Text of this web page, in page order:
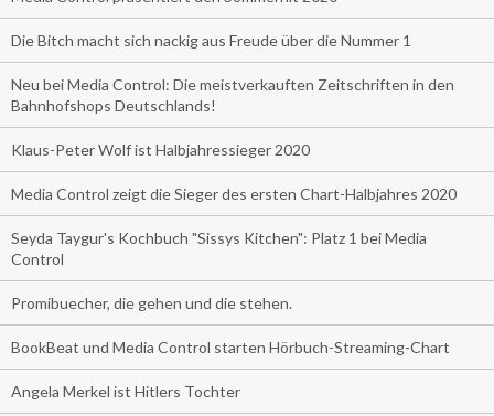
Die Bitch macht sich nackig aus Freude über die Nummer 1
Neu bei Media Control: Die meistverkauften Zeitschriften in den
Bahnhofshops Deutschlands!
Klaus-Peter Wolf ist Halbjahressieger 2020
Media Control zeigt die Sieger des ersten Chart-Halbjahres 2020
Seyda Taygur's Kochbuch "Sissys Kitchen": Platz 1 bei Media
Control
Promibuecher, die gehen und die stehen.
BookBeat und Media Control starten Hörbuch-Streaming-Chart
Angela Merkel ist Hitlers Tochter